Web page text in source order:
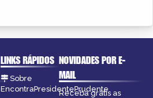
LINKS RÁPIDOS
Sobre
EncontraPresidentePrudente
NOVIDADES POR E-
MAIL
Receba grátis as